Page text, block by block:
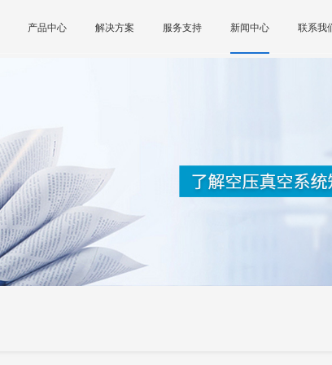
产品中心 解决方案 服务支持 新闻中心 联系我